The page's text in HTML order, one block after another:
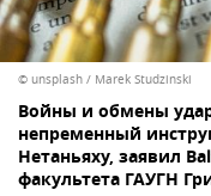
© unsplash / Marek Studzinski
Войны и обмены
непременный
Нетаньяху, заявил
факультета ГАУГН